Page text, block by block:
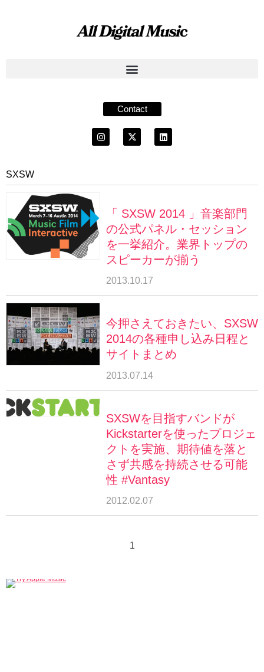
Contact
SXSW
「 SXSW 2014 」音楽部門
の公式パネル・セッション
を一挙紹介。業界トップの
スピーカーが揃う
2013.10.17
今押さえておきたい、SXSW
2014の各種申し込み日程と
サイトまとめ
2013.07.14
SXSWを目指すバンドが
Kickstarterを使ったプロジェ
クトを実施、期待値を落と
さず共感を持続させる可能
性 #Vantasy
2012.02.07
1